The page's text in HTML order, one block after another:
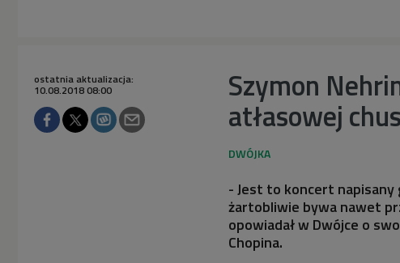
Szymon
atłasowej
ostatnia aktualizacja:
10.08.2018 08:00
- Jest to koncert
żartobliwie bywa nawet
opowiadał w Dwójce o
Chopina.